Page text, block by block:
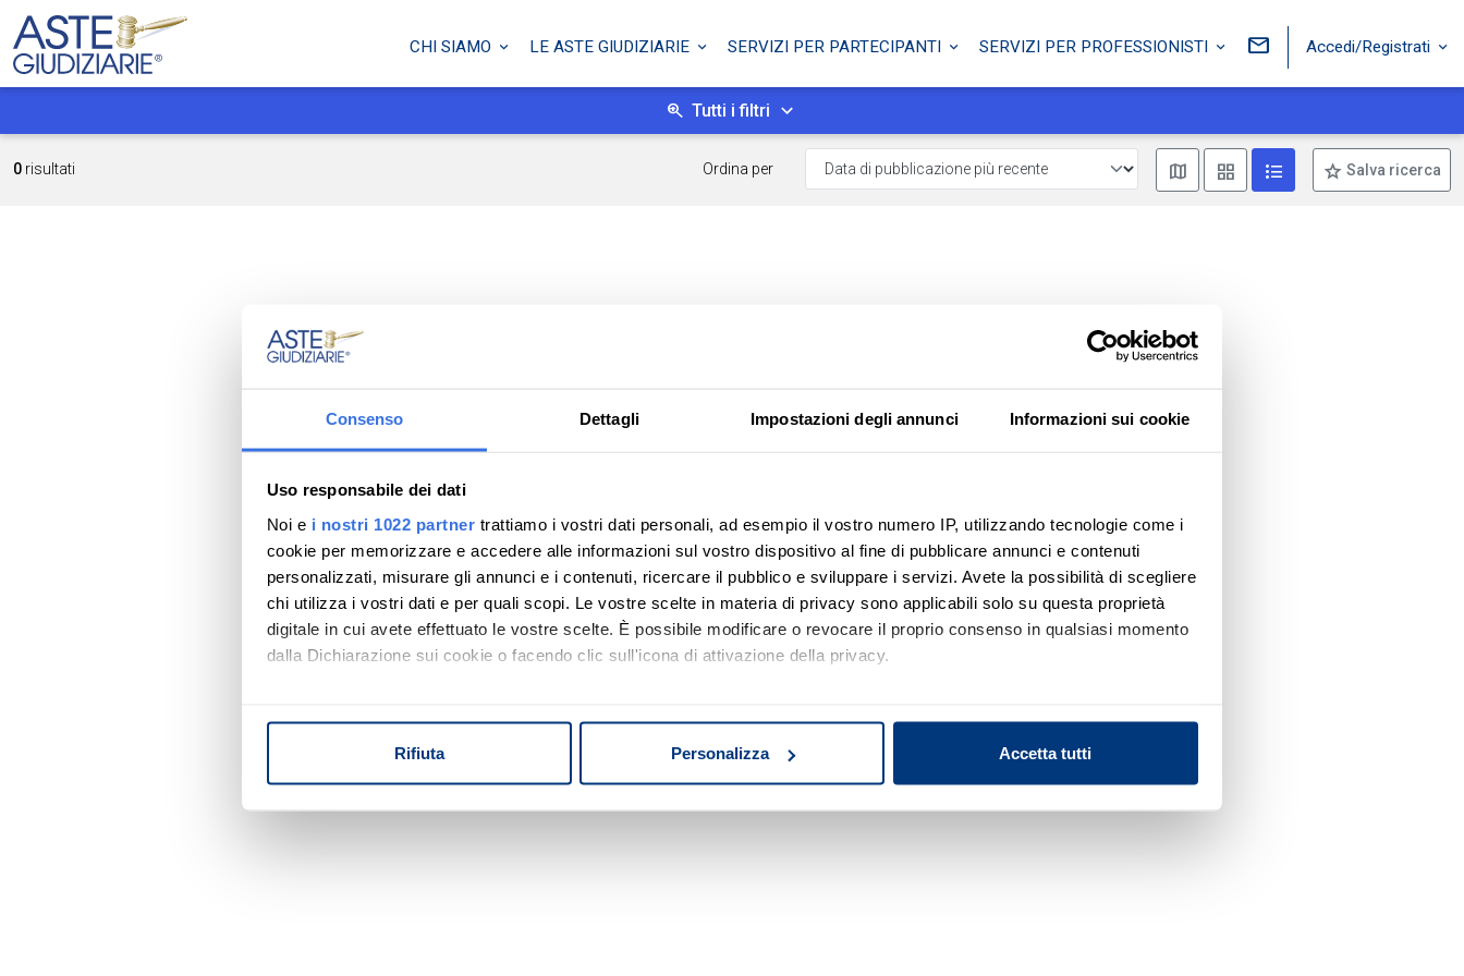
Consenso Dettagli Impostazioni degli annunci Informazioni sui cookie
Uso responsabile dei dati
Noi e i nostri 1022 partner trattiamo i vostri dati personali, ad esempio il vostro numero IP, utilizzando tecnologie come i
cookie per memorizzare e accedere alle informazioni sul vostro dispositivo al fine di pubblicare annunci e contenuti
personalizzati, misurare gli annunci e i contenuti, ricercare il pubblico e sviluppare i servizi. Avete la possibilità di scegliere
chi utilizza i vostri dati e per quali scopi. Le vostre scelte in materia di privacy sono applicabili solo su questa proprietà
digitale in cui avete effettuato le vostre scelte. È possibile modificare o revocare il proprio consenso in qualsiasi momento
dalla Dichiarazione sui cookie o facendo clic sull'icona di attivazione della privacy.
Identificare il tuo dispositivo, scansionandolo attivamente alla ricerca di caratteristiche specifiche (impronte
digitali).
Rifiuta Personalizza Accetta tutti
CHI SIAMO LE ASTE GIUDIZIARIE SERVIZI PER PARTECIPANTI SERVIZI PER PROFESSIONISTI Accedi/Registrati
Tutti i filtri
0 risultati Ordina per Mostra mappaMostra come box
Mostra come lista
Salva ricerca
Nessun risultato di ricerca
Prova a modificare o rimuovere alcuni filtri o
a cambiare l'area di ricerca.